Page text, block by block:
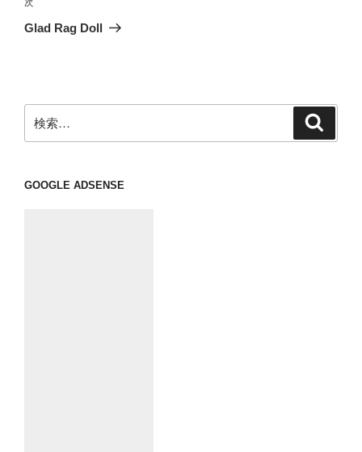
ゲ
ン
次
の
次
Glad Rag Doll
索:
GOOGLE ADSENSE